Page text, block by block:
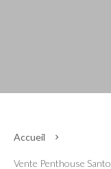
Accueil
Vente Penthouse